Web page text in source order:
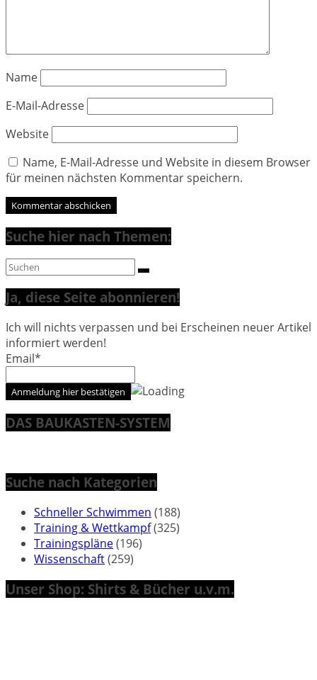
Name
E-Mail-Adresse
Website
Name, E-Mail-Adresse und Website in diesem Browser
für meinen nächsten Kommentar speichern.
Suche hier nach Themen:
Ja, diese Seite abonnieren!
Ich will nichts verpassen und bei Erscheinen neuer Artikel
informiert werden!
Email*
DAS BAUKASTEN-SYSTEM
Suche nach Kategorien
Schneller Schwimmen (188)
Training & Wettkampf(325)
Trainingspläne(196)
Wissenschaft(259)
Unser Shop: Shirts & Bücher u.v.m.